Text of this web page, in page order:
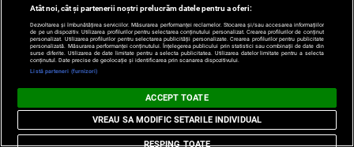
Citeste mai mult
›
Preşedintele Braziliei Jair Bolsonaro, testat din
16-07-2020 | 07:11
Atât noi, cât și partenerii noștri prelucrăm datele pentru a oferi:
Dezvoltarea și îmbunătățirea serviciilor. Măsurarea performanței reclamelor. Stocarea și/sau accesarea informațiilor
de pe un dispozitiv. Utilizarea profilurilor pentru selectarea conținutului personalizat. Crearea profilurilor de conținut
personalizat. Utilizarea profilurilor pentru selectarea publicității personalizate. Crearea profilurilor pentru publicitate
personalizată. Măsurarea performanței conținutului. Înțelegerea publicului prin statistici sau combinații de date din
surse diferite. Utilizarea de date limitate pentru a selecta publicitatea. Utilizarea datelor limitate pentru a selecta
conținutul. Date precise de geolocație și identificarea prin scanarea dispozitivului.
Listă parteneri (furnizori)
ACCEPT TOATE
RESPING TOATE
VREAU SA MODIFIC SETARILE INDIVIDUAL